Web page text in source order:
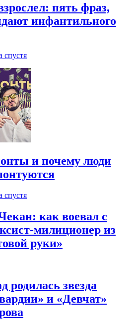
пять фраз,
инфантильного
спустя
и почему люди
спустя
как воевал с
милиционер из
руки»
родилась звезда
и «Девчат»